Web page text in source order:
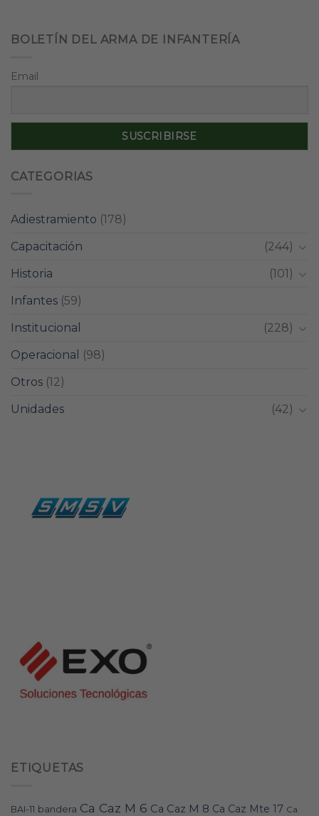
BOLETÍN DEL ARMA DE INFANTERÍA
Email
CATEGORIAS
Adiestramiento (178)
Capacitación
(244)
Historia
(101)
Infantes (59)
Institucional
(228)
Operacional
(98)
Otros (12)
Unidades
(42)
ETIQUETAS
BAI-11 bandera Ca Caz M 6 Ca Caz M 8 Ca Caz Mte 17 Ca